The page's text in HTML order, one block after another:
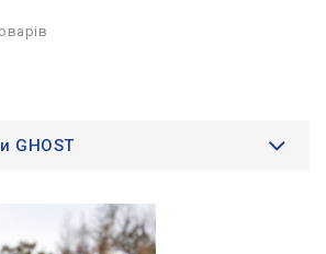
GHOST